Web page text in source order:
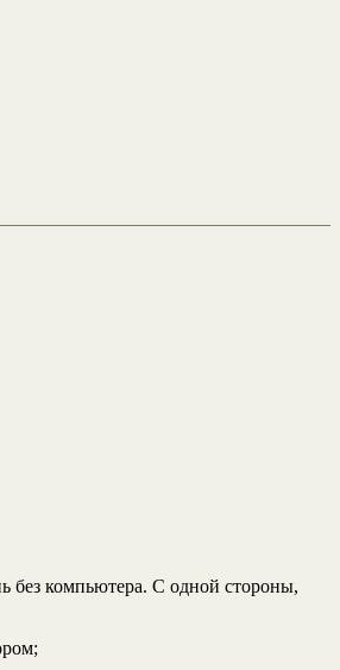
без компьютера. С одной стороны,